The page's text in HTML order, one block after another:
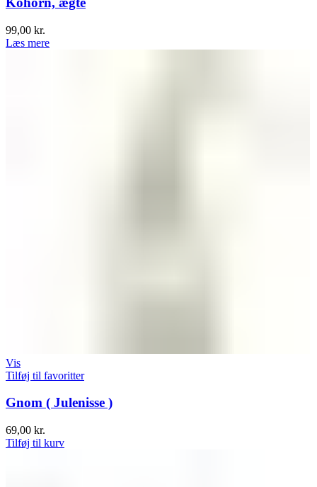
99,00 kr.
Læs mere
Vis
Tilføj til favoritter
Gnom ( Julenisse )
69,00 kr.
Tilføj til kurv